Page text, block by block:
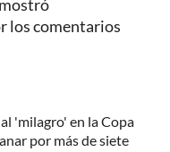
los comentarios
'milagro' en la Copa
por más de siete